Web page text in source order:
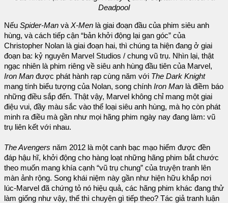
Deadpool
Nếu Spider-Man và X-Men là giai đoạn đầu của phim siêu anh
hùng, và cách tiếp cận “bản khởi động lại gan góc” của
Christopher Nolan là giai đoạn hai, thì chúng ta hiện đang ở giai
đoạn ba: kỷ nguyên Marvel Studios / chung vũ trụ. Nhìn lại, thật
ngạc nhiên là phim riêng về siêu anh hùng đầu tiên của Marvel,
Iron Man được phát hành rạp cùng năm với The Dark Knight
mang tính biểu tượng của Nolan, song chính Iron Man là điềm báo
những điều sắp đến. Thật vậy, Marvel không chỉ mang một giai
điệu vui, đầy màu sắc vào thể loại siêu anh hùng, mà họ còn phát
minh ra điều mà gần như mọi hãng phim ngày nay đang làm: vũ
trụ liên kết với nhau.
The Avengers năm 2012 là một canh bạc mạo hiểm được đền
đáp hậu hĩ, khởi động cho hàng loạt những hãng phim bắt chước
theo muốn mang khía cạnh “vũ trụ chung” của truyện tranh lên
màn ảnh rộng. Song khái niệm này gần như hiện hữu khắp nơi
lúc-Marvel đã chứng tỏ nó hiệu quả, các hãng phim khác đang thử
làm giống như vậy, thế thì chuyện gì tiếp theo? Tác giả tranh luận